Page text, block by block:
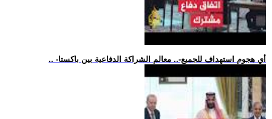
.. -أي هجوم استهداف للجميع-.. معالم الشراكة الدفاعية بين باكستا